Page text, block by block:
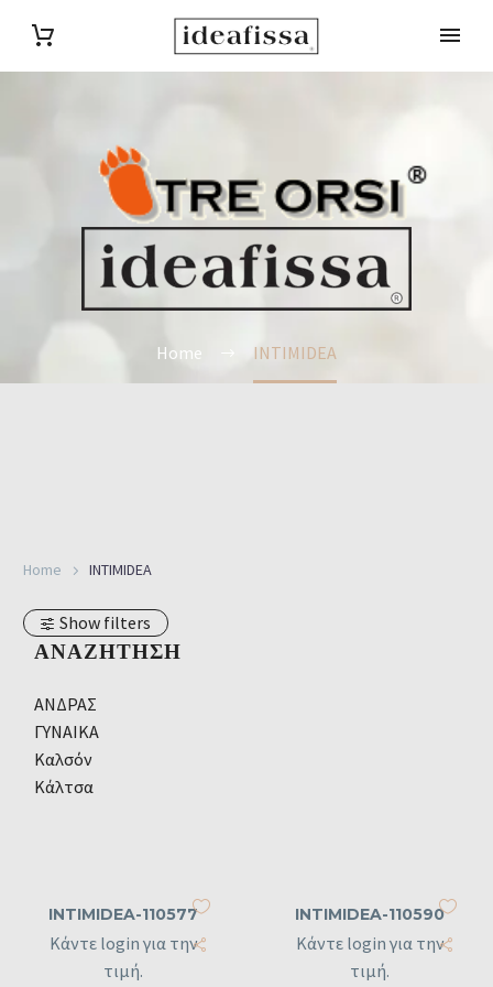
Home INTIMIDEA
Home INTIMIDEA
Show filters
ΑΝΑΖΉΤΗΣΗ
ΑΝΔΡΑΣ
ΓΥΝΑΙΚΑ
Καλσόν
Κάλτσα
INTIMIDEA-110577
Κάντε login για την
τιμή.
INTIMIDEA-110590
Κάντε login για την
τιμή.